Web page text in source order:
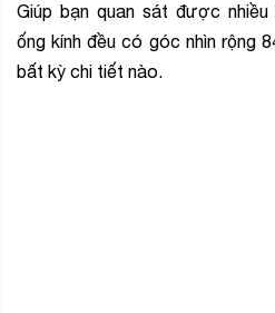
Giúp bạn quan sát được
ống kính đều có góc nhìn rộng
bất kỳ chi tiết nào.